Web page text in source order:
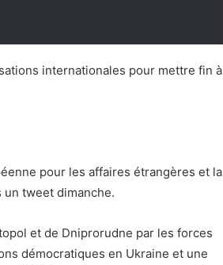
internationales pour mettre fin à
pour les affaires étrangères et la
tweet dimanche.
et de Dniprorudne par les forces
démocratiques en Ukraine et une